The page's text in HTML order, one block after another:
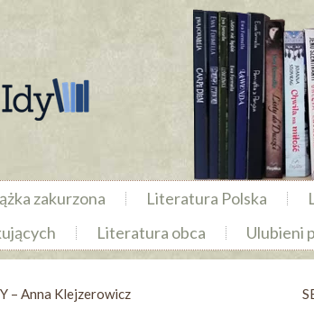
zakurzona Literatura Polska
Literatura obca Ulubieni
– Anna Klejzerowicz